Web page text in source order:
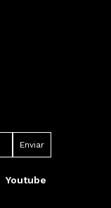
Youtube